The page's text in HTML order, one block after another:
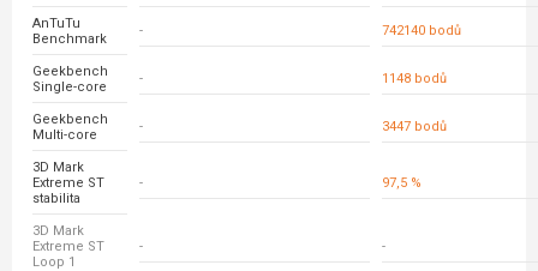
AnTuTu
Benchmark
- 742140 bodů
Geekbench
Single-core
- 1148 bodů
Geekbench
Multi-core
- 3447 bodů
3D Mark
Extreme ST
stabilita
- 97,5 %
3D Mark
Extreme ST
Loop 1
- -